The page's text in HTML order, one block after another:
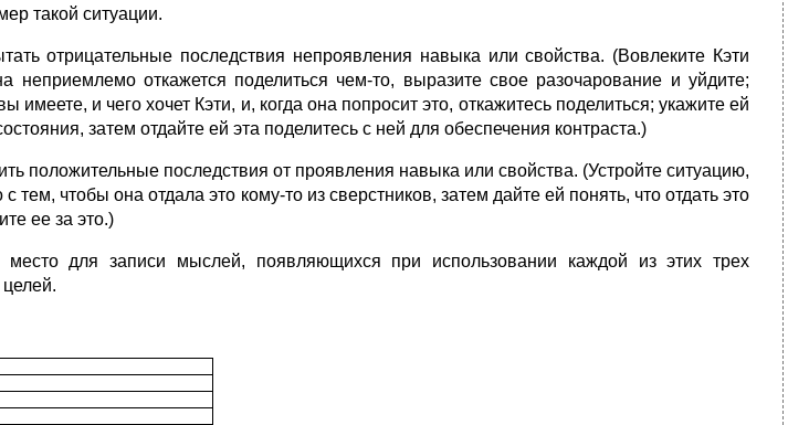
такой ситуации.
отрицательные последствия непроявления навыка или свойства. (Вовлеките Кэти
неприемлемо откажется поделиться чем-то, выразите свое разочарование и уйдите;
имеете, и чего хочет Кэти, и, когда она попросит это, откажитесь поделиться; укажите ей
затем отдайте ей эта поделитесь с ней для обеспечения контраста.)
положительные последствия от проявления навыка или свойства. (Устройте ситуацию,
тем, чтобы она отдала это кому-то из сверстников, затем дайте ей понять, что отдать это
ее за это.)
место для записи мыслей, появляющихся при использовании каждой из этих трех